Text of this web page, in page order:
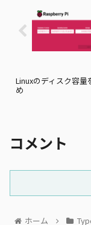
Linuxのディスク容
め
コメント
ホーム